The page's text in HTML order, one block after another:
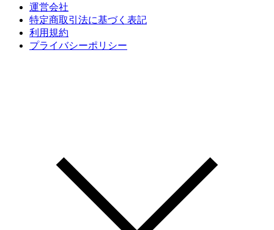
運営会社
特定商取引法に基づく表記
利用規約
プライバシーポリシー